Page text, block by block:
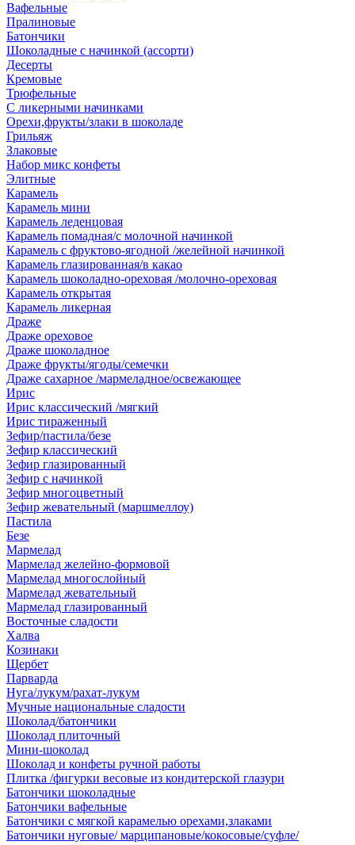
Вафельные
Пралиновые
Батончики
Шоколадные с начинкой (ассорти)
Десерты
Кремовые
Трюфельные
С ликерными начинками
Орехи,фрукты/злаки в шоколаде
Грильяж
Злаковые
Набор микс конфеты
Элитные
Карамель
Карамель мини
Карамель леденцовая
Карамель помадная/с молочной начинкой
Карамель с фруктово-ягодной /желейной начинкой
Карамель глазированная/в какао
Карамель шоколадно-ореховая /молочно-ореховая
Карамель открытая
Карамель ликерная
Драже
Драже ореховое
Драже шоколадное
Драже фрукты/ягоды/семечки
Драже сахарное /мармеладное/освежающее
Ирис
Ирис классический /мягкий
Ирис тираженный
Зефир/пастила/безе
Зефир классический
Зефир глазированный
Зефир с начинкой
Зефир многоцветный
Зефир жевательный (маршмеллоу)
Пастила
Безе
Мармелад
Мармелад желейно-формовой
Мармелад многослойный
Мармелад жевательный
Мармелад глазированный
Восточные сладости
Халва
Козинаки
Щербет
Парварда
Нуга/лукум/рахат-лукум
Мучные национальные сладости
Шоколад/батончики
Шоколад плиточный
Мини-шоколад
Шоколад и конфеты ручной работы
Плитка /фигурки весовые из кондитерской глазури
Батончики шоколадные
Батончики вафельные
Батончики с мягкой карамелью орехами,злаками
Батончики нуговые/ марципановые/кокосовые/суфле/